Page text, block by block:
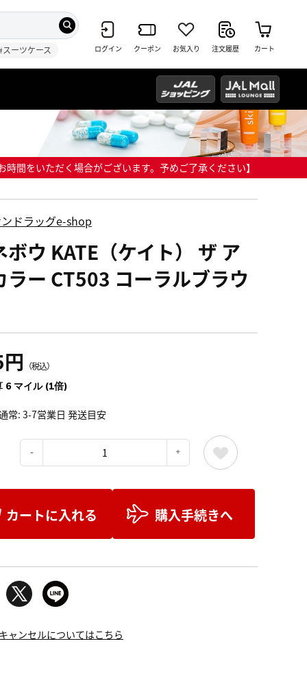
スーツケース ログイン クーポン お気入り 注文履歴 カート
間をいただく場合がございます。予めご了承ください】
ドラッグe-shop
ボウ KATE（ケイト） ザ ア
ラー CT503 コーラルブラウ
（税込）
6 マイル (1倍)
常: 3-7営業日 発送目安
カートに入れる 購入手続きへ
ャンセルについてはこちら